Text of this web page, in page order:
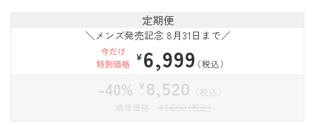
定期便
＼メンズ発売記念 8月31日まで／
今だけ
特別価格
¥6,999（税込）
-40% ¥ 8,520
（税込）
通常価格： ¥14200 (税込)